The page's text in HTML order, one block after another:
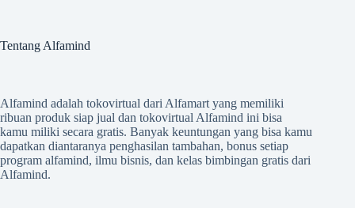
Tentang Alfamind
Alfamind adalah tokovirtual dari Alfamart yang memiliki
ribuan produk siap jual dan tokovirtual Alfamind ini bisa
kamu miliki secara gratis. Banyak keuntungan yang bisa kamu
dapatkan diantaranya penghasilan tambahan, bonus setiap
program alfamind, ilmu bisnis, dan kelas bimbingan gratis dari
Alfamind.